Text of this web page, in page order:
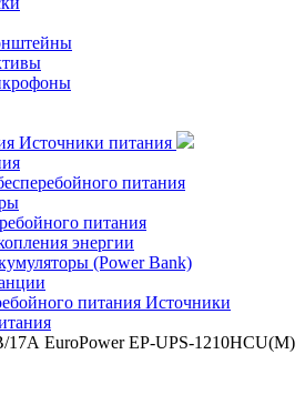
Источники питания
питания
питания
энергии
(Power Bank)
питания Источники
EuroPower EP-UPS-1210HCU(M)